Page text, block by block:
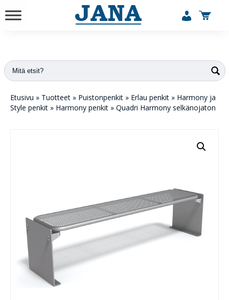
Etusivu » Tuotteet » Puistonpenkit » Erlau penkit » Harmony ja
Style penkit » Harmony penkit » Quadri Harmony selkänojaton